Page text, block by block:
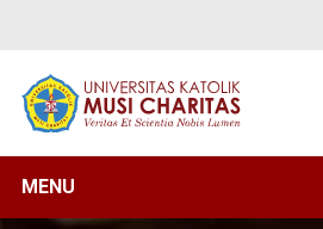
MENU